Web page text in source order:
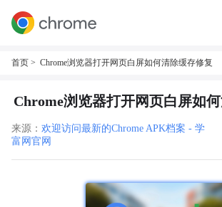
首页 > Chrome浏览器打开网页白屏如何清除缓存修复
Chrome浏览器打开网页白屏如
来源： 欢迎访问最新的Chrome APK档案 - 学
富网官网